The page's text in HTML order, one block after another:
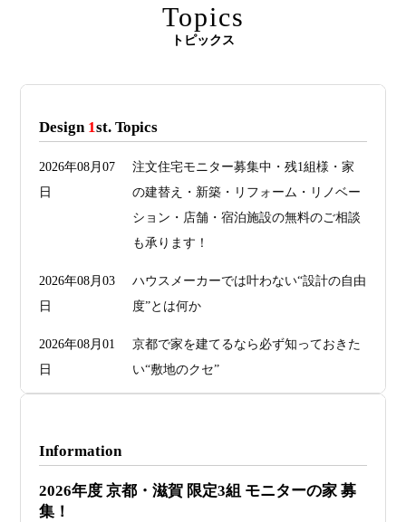
Topics
トピックス
Design 1st. Topics
2026年08月07
日
注文住宅モニター募集中・残1組様・家
の建替え・新築・リフォーム・リノベー
ション・店舗・宿泊施設の無料のご相談
も承ります！
2026年08月03
日
ハウスメーカーでは叶わない“設計の自由
度”とは何か
2026年08月01
日
京都で家を建てるなら必ず知っておきた
い“敷地のクセ”
2026年07月26
日
予算オーバーを防ぐ方法 ― デザインフ
ァーススト一級建築士事務所が考える“設
Information
2026年度 京都・滋賀 限定3組 モニターの家 募
集！